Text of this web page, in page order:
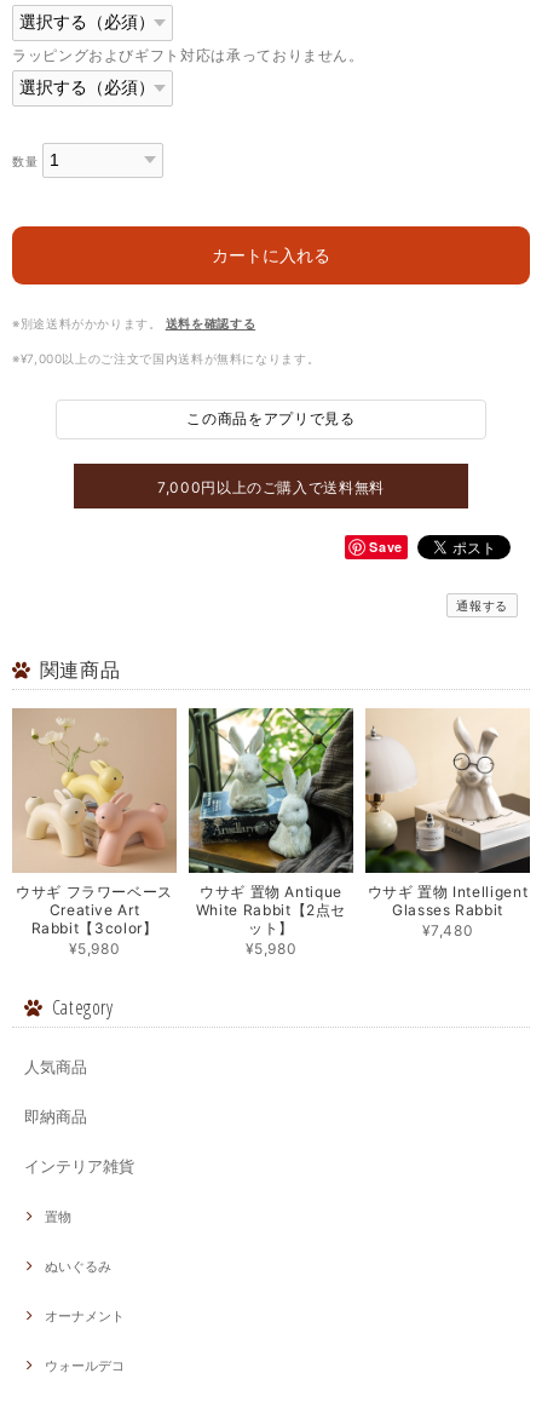
ラッピングおよびギフト対応は承っておりません。
数量
カートに入れる
※別途送料がかかります。 送料を確認する
※¥7,000以上のご注文で国内送料が無料になります。
この商品をアプリで見る
7,000円以上のご購入で送料無料
Save
通報する
関連商品
ウサギ フラワーベース
Creative Art
Rabbit【3color】
¥5,980
ウサギ 置物 Antique
White Rabbit【2点セ
ット】
¥5,980
ウサギ 置物 Intelligent
Glasses Rabbit
¥7,480
Category
人気商品
即納商品
インテリア雑貨
置物
ぬいぐるみ
オーナメント
ウォールデコ